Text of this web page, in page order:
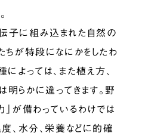
子に組み込まれた自然の
ちが特段になにかをしたわ
よっては、また植え方、
らかに違ってきます。野
」が備わっているわけでは
度、水分、栄養などに的確